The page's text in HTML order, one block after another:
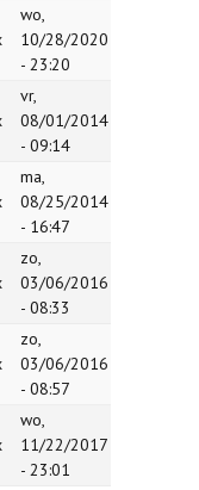
wo,
10/28/2020
- 23:20
vr,
08/01/2014
- 09:14
ma,
08/25/2014
- 16:47
zo,
03/06/2016
- 08:33
zo,
03/06/2016
- 08:57
wo,
11/22/2017
- 23:01